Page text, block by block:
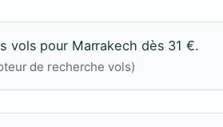
vols pour Marrakech dès 31 €.
de recherche vols)